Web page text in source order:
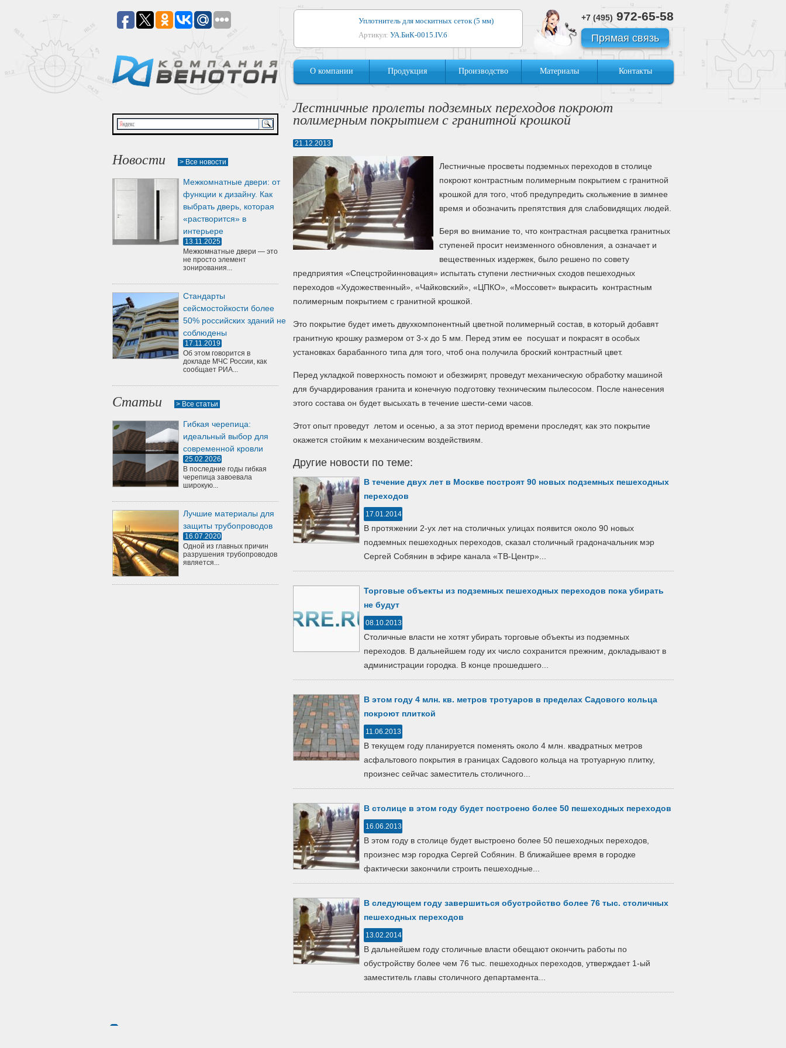
Уплотнитель для москитных сеток (5 мм)
Артикул: УА.БиК-0015.IV.б
Уплотнитель для алюминиевых окон
Артикул:1044
Артикул:УМ.БиК-0062.IV.б
Уплотнитель для деревянных дверей
Артикул:УК-10.4
+7 (495) 972-65-58
Прямая связь
О компании Продукция Производство Материалы Контакты
Новости > Все новости
Межкомнатные двери: от
функции к дизайну. Как
выбрать дверь, которая
«растворится» в
интерьере
13.11.2025
Межкомнатные двери — это
не просто элемент
зонирования...
Стандарты
сейсмостойкости более
50% российских зданий не
соблюдены
17.11.2019
Об этом говорится в
докладе МЧС России, как
сообщает РИА...
Статьи > Все статьи
Гибкая черепица:
идеальный выбор для
современной кровли
25.02.2026
В последние годы гибкая
черепица завоевала
широкую...
Лучшие материалы для
защиты трубопроводов
16.07.2020
Одной из главных причин
разрушения трубопроводов
является...
Лестничные пролеты подземных переходов покроют
полимерным покрытием с гранитной крошкой
21.12.2013
Лестничные просветы подземных переходов в столице
покроют контрастным полимерным покрытием с гранитной
крошкой для того, чтоб предупредить скольжение в зимнее
время и обозначить препятствия для слабовидящих людей.
Беря во внимание то, что контрастная расцветка гранитных
ступеней просит неизменного обновления, а означает и
вещественных издержек, было решено по совету
предприятия «Спецстройинновация» испытать ступени лестничных сходов пешеходных
переходов «Художественный», «Чайковский», «ЦПКО», «Моссовет» выкрасить контрастным
полимерным покрытием с гранитной крошкой.
Это покрытие будет иметь двухкомпонентный цветной полимерный состав, в который добавят
гранитную крошку размером от 3-х до 5 мм. Перед этим ее посушат и покрасят в особых
установках барабанного типа для того, чтоб она получила броский контрастный цвет.
Перед укладкой поверхность помоют и обезжирят, проведут механическую обработку машиной
для бучардирования гранита и конечную подготовку техническим пылесосом. После нанесения
этого состава он будет высыхать в течение шести-семи часов.
Этот опыт проведут летом и осенью, а за этот период времени проследят, как это покрытие
окажется стойким к механическим воздействиям.
Другие новости по теме:
В течение двух лет в Москве построят 90 новых подземных пешеходных
переходов
17.01.2014
В протяжении 2-ух лет на столичных улицах появится около 90 новых
подземных пешеходных переходов, сказал столичный градоначальник мэр
Сергей Собянин в эфире канала «ТВ-Центр»...
Торговые объекты из подземных пешеходных переходов пока убирать
не будут
08.10.2013
Столичные власти не хотят убирать торговые объекты из подземных
переходов. В дальнейшем году их число сохранится прежним, докладывают в
администрации городка. В конце прошедшего...
В этом году 4 млн. кв. метров тротуаров в пределах Садового кольца
покроют плиткой
11.06.2013
В текущем году планируется поменять около 4 млн. квадратных метров
асфальтового покрытия в границах Садового кольца на тротуарную плитку,
произнес сейчас заместитель столичного...
В столице в этом году будет построено более 50 пешеходных переходов
16.06.2013
В этом году в столице будет выстроено более 50 пешеходных переходов,
произнес мэр городка Сергей Собянин. В ближайшее время в городке
фактически закончили строить пешеходные...
В следующем году завершиться обустройство более 76 тыс. столичных
пешеходных переходов
13.02.2014
В дальнейшем году столичные власти обещают окончить работы по
обустройству более чем 76 тыс. пешеходных переходов, утверждает 1-ый
заместитель главы столичного департамента...